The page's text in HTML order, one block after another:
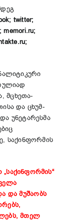
; twitter;
; memori.ru;
;
მცხეთა-
და ცხუმ-
უნეტარესმა
საქინფორმის
„საქინფორმის“
და მუშაობს
,
,მთელ